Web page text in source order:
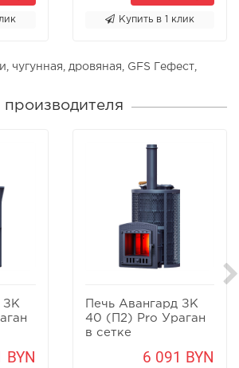
Купить в 1 клик
чугунная дровяная GFS Гефест
производителя
ЗК
BYN
Печь Авангард ЗК
40 (П2) Pro Ураган
в сетке
6 091 BYN